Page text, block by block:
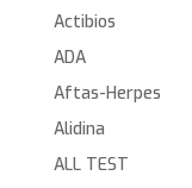
Actibios
ADA
Aftas-Herpes
Alidina
ALL TEST